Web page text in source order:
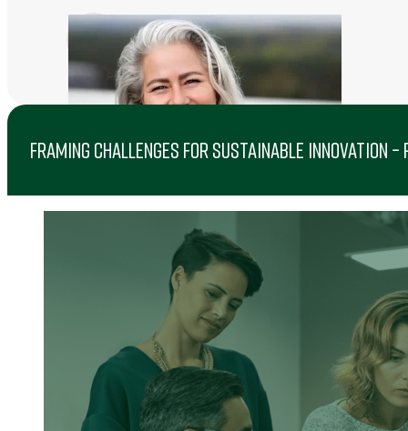
FRAMING CHALLENGES FOR SUSTAINABLE INNOVATION –